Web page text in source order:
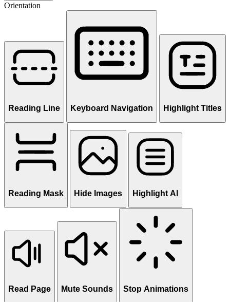
Orientation
Reading Line Keyboard Navigation Highlight Titles
Reading Mask Hide Images Highlight Al
Read Page Mute Sounds Stop Animations